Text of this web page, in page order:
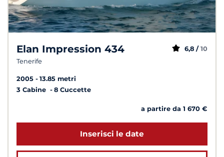
Elan Impression 434
Tenerife
6,8 / 10
2005
13.85 metri
3 Cabine
8 Cuccette
a partire da 1 670 €
Inserisci le date